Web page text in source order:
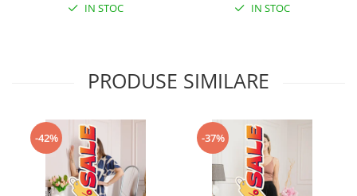
IN STOC IN STOC
PRODUSE SIMILARE
-42% -37%